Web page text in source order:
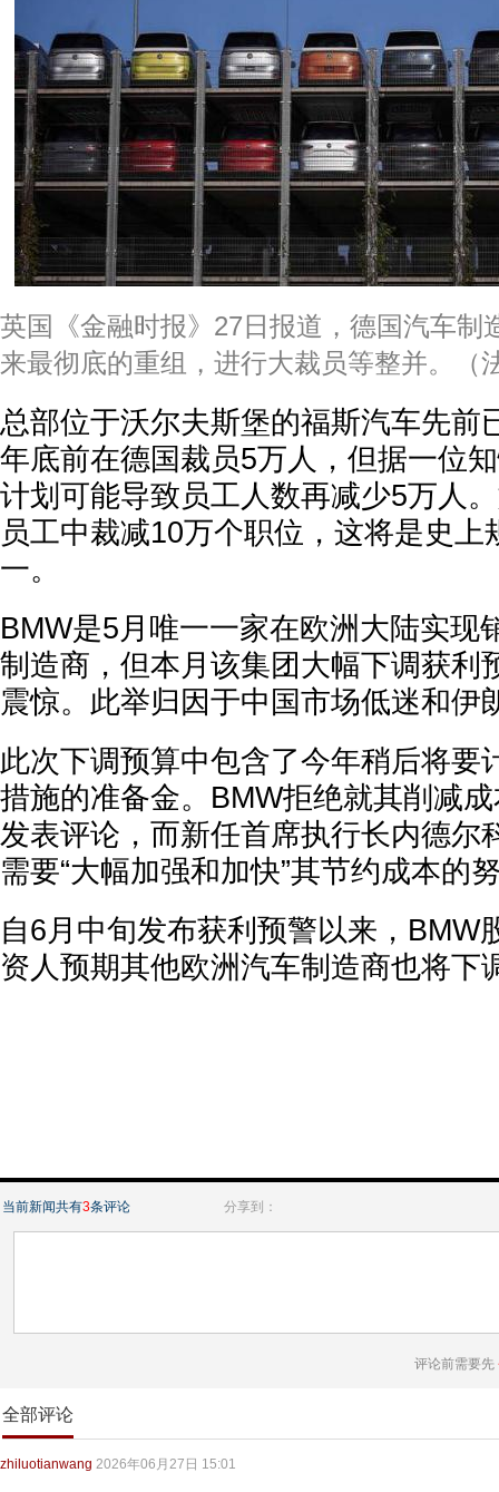
英国《金融时报》27日报道，德国汽车制
来最彻底的重组，进行大裁员等整并。（
总部位于沃尔夫斯堡的福斯汽车先前
年底前在德国裁员5万人，但据一位
计划可能导致员工人数再减少5万人
员工中裁减10万个职位，这将是史上
一。
BMW是5月唯一一家在欧洲大陆实现
制造商，但本月该集团大幅下调获利
震惊。此举归因于中国市场低迷和伊
此次下调预算中包含了今年稍后将要
措施的准备金。BMW拒绝就其削减
发表评论，而新任首席执行长内德尔
需要“大幅加强和加快”其节约成本的
自6月中旬发布获利预警以来，BMW
资人预期其他欧洲汽车制造商也将下
当前新闻共有3条评论 分享到：
评论前需要先
全部评论
zhiluotianwang 2026年06月27日 15:01